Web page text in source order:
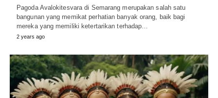
Pagoda Avalokitesvara di Semarang merupakan salah satu
bangunan yang memikat perhatian banyak orang, baik bagi
mereka yang memiliki ketertarikan terhadap…
2 years ago